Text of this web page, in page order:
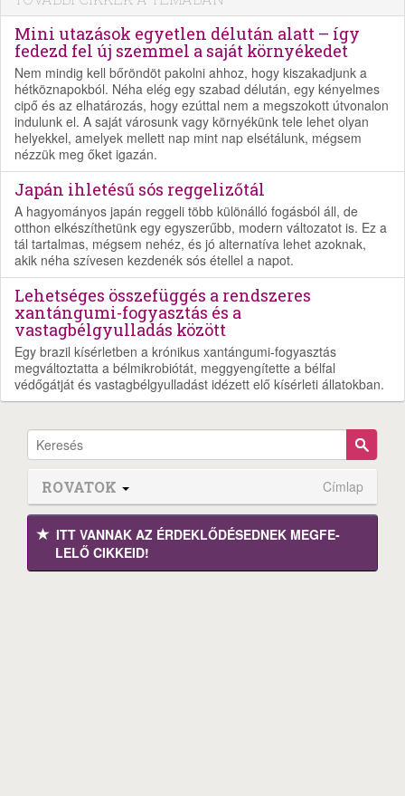
Mini utazások egyetlen délután alatt – így
fedezd fel új szemmel a saját környékedet
Nem mindig kell bőröndöt pakolni ahhoz, hogy kiszakadjunk a
hétköznapokból. Néha elég egy szabad délután, egy kényelmes
cipő és az elhatározás, hogy ezúttal nem a megszokott útvonalon
indulunk el. A saját városunk vagy környékünk tele lehet olyan
helyekkel, amelyek mellett nap mint nap elsétálunk, mégsem
nézzük meg őket igazán.
Japán ihletésű sós reggelizőtál
A hagyományos japán reggeli több különálló fogásból áll, de
otthon elkészíthetünk egy egyszerűbb, modern változatot is. Ez a
tál tartalmas, mégsem nehéz, és jó alternatíva lehet azoknak,
akik néha szívesen kezdenék sós étellel a napot.
Lehetséges összefüggés a rendszeres
xantángumi-fogyasztás és a
vastagbélgyulladás között
Egy brazil kísérletben a krónikus xantángumi-fogyasztás
megváltoztatta a bélmikrobiótát, meggyengítette a bélfal
védőgátját és vastagbélgyulladást idézett elő kísérleti állatokban.
ROVATOK Címlap
ITT VANNAK AZ ÉRDEK­LŐDÉ­SEDNEK MEGFE­
LELŐ CIKKEID!